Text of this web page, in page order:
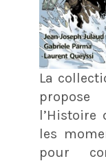
La
l’Histoire
les
pour